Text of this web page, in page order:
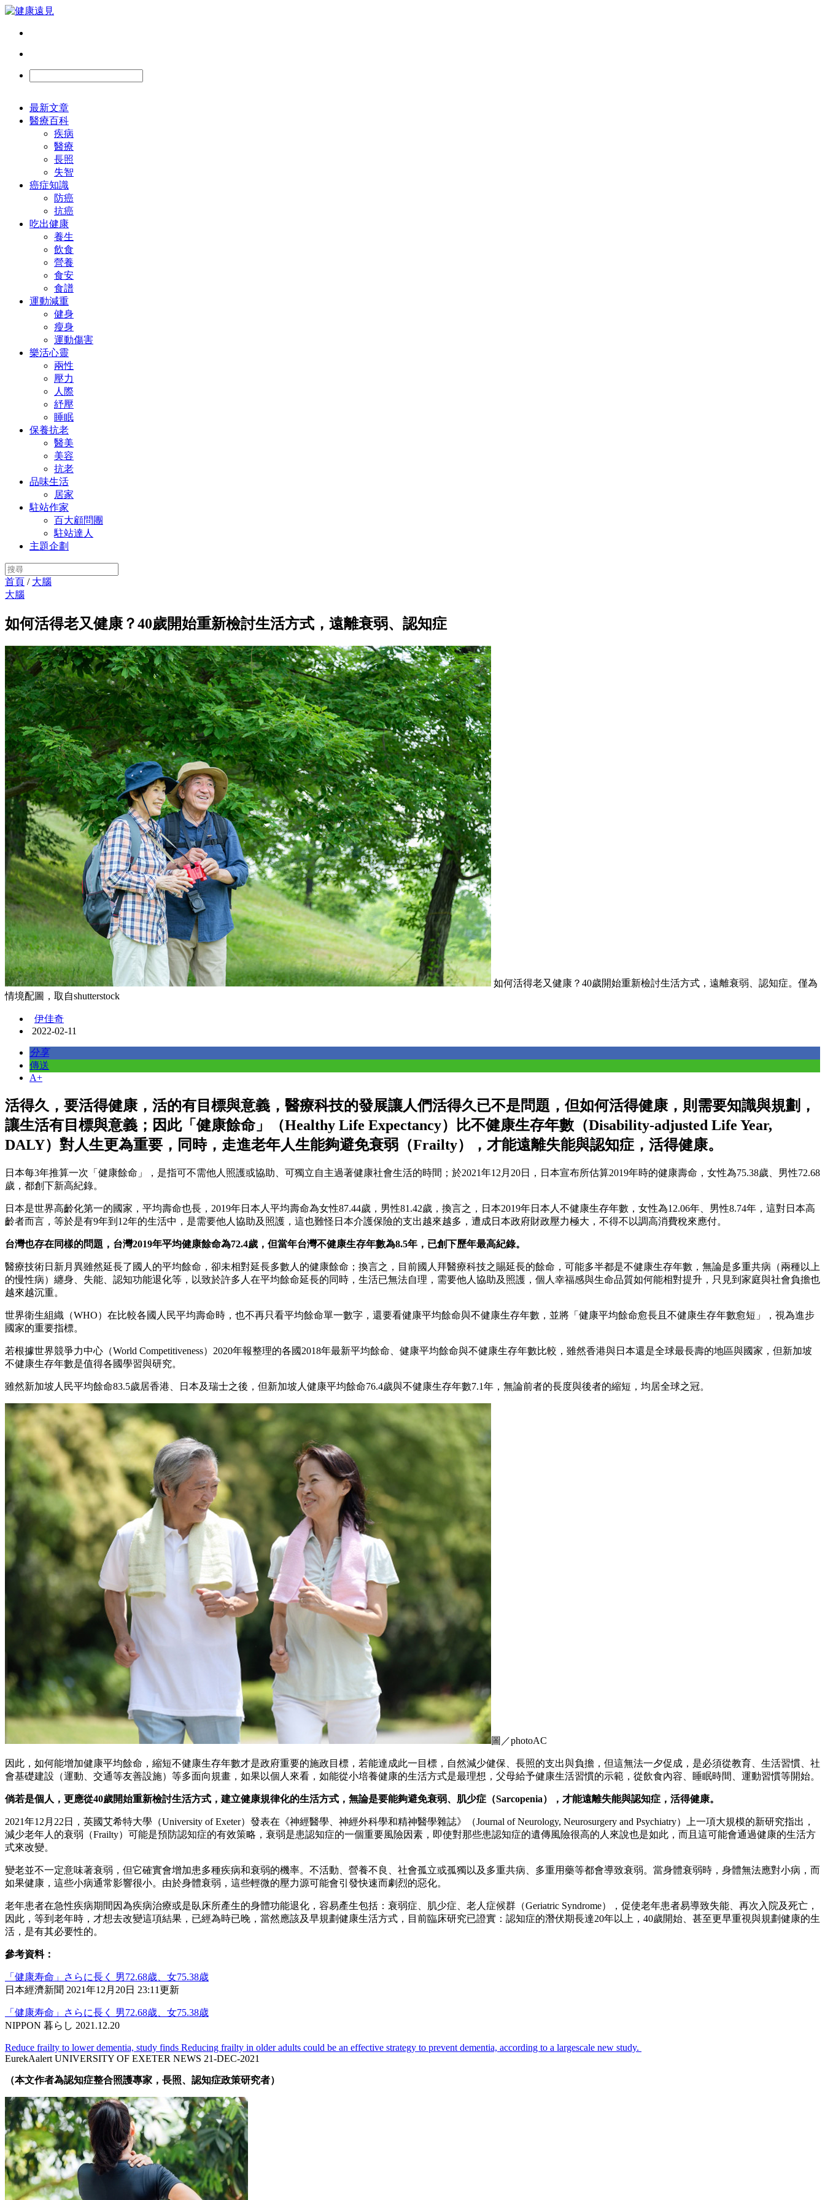
最新文章
醫療百科
疾病
醫療
長照
失智
癌症知識
防癌
抗癌
吃出健康
養生
飲食
營養
食安
食譜
運動減重
健身
瘦身
運動傷害
樂活心靈
兩性
壓力
人際
紓壓
睡眠
保養抗老
醫美
美容
抗老
品味生活
居家
駐站作家
百大顧問團
駐站達人
主題企劃
首頁 / 大腦
大腦
如何活得老又健康？40歲開始重新檢討生活方式，遠離衰弱、認知症
如何活得老又健康？40歲開始重新檢討生活方式，遠離衰弱、認知症。僅為
情境配圖，取自shutterstock
伊佳奇
2022-02-11
分享
傳送
A+
活得久，要活得健康，活的有目標與意義，醫療科技的發展讓人們活得久已不是問題，但如何活得健康，則需要知識與規劃，
讓生活有目標與意義；因此「健康餘命」（Healthy Life Expectancy）比不健康生存年數（Disability-adjusted Life Year,
DALY）對人生更為重要，同時，走進老年人生能夠避免衰弱（Frailty），才能遠離失能與認知症，活得健康。
日本每3年推算一次「健康餘命」，是指可不需他人照護或協助、可獨立自主過著健康社會生活的時間；於2021年12月20日，日本宣布所估算2019年時的健康壽命，女性為75.38歲、男性72.68
歲，都創下新高紀錄。
日本是世界高齡化第一的國家，平均壽命也長，2019年日本人平均壽命為女性87.44歲，男性81.42歲，換言之，日本2019年日本人不健康生存年數，女性為12.06年、男性8.74年，這對日本高
齡者而言，等於是有9年到12年的生活中，是需要他人協助及照護，這也難怪日本介護保險的支出越來越多，遭成日本政府財政壓力極大，不得不以調高消費稅來應付。
台灣也存在同樣的問題，台灣2019年平均健康餘命為72.4歲，但當年台灣不健康生存年數為8.5年，已創下歷年最高紀錄。
醫療技術日新月異雖然延長了國人的平均餘命，卻未相對延長多數人的健康餘命；換言之，目前國人拜醫療科技之賜延長的餘命，可能多半都是不健康生存年數，無論是多重共病（兩種以上
的慢性病）纏身、失能、認知功能退化等，以致於許多人在平均餘命延長的同時，生活已無法自理，需要他人協助及照護，個人幸福感與生命品質如何能相對提升，只見到家庭與社會負擔也
越來越沉重。
世界衛生組織（WHO）在比較各國人民平均壽命時，也不再只看平均餘命單一數字，還要看健康平均餘命與不健康生存年數，並將「健康平均餘命愈長且不健康生存年數愈短」，視為進步
國家的重要指標。
若根據世界競爭力中心（World Competitiveness）2020年報整理的各國2018年最新平均餘命、健康平均餘命與不健康生存年數比較，雖然香港與日本還是全球最長壽的地區與國家，但新加坡
不健康生存年數是值得各國學習與研究。
雖然新加坡人民平均餘命83.5歲居香港、日本及瑞士之後，但新加坡人健康平均餘命76.4歲與不健康生存年數7.1年，無論前者的長度與後者的縮短，均居全球之冠。
圖／photoAC
因此，如何能增加健康平均餘命，縮短不健康生存年數才是政府重要的施政目標，若能達成此一目標，自然減少健保、長照的支出與負擔，但這無法一夕促成，是必須從教育、生活習慣、社
會基礎建設（運動、交通等友善設施）等多面向規畫，如果以個人來看，如能從小培養健康的生活方式是最理想，父母給予健康生活習慣的示範，從飲食內容、睡眠時間、運動習慣等開始。
倘若是個人，更應從40歲開始重新檢討生活方式，建立健康規律化的生活方式，無論是要能夠避免衰弱、肌少症（Sarcopenia），才能遠離失能與認知症，活得健康。
2021年12月22日，英國艾希特大學（University of Exeter）發表在《神經醫學、神經外科學和精神醫學雜誌》（Journal of Neurology, Neurosurgery and Psychiatry）上一項大規模的新研究指出，
減少老年人的衰弱（Frailty）可能是預防認知症的有效策略，衰弱是患認知症的一個重要風險因素，即使對那些患認知症的遺傳風險很高的人來說也是如此，而且這可能會通過健康的生活方
式來改變。
變老並不一定意味著衰弱，但它確實會增加患多種疾病和衰弱的機率。不活動、營養不良、社會孤立或孤獨以及多重共病、多重用藥等都會導致衰弱。當身體衰弱時，身體無法應對小病，而
如果健康，這些小病通常影響很小。由於身體衰弱，這些輕微的壓力源可能會引發快速而劇烈的惡化。
老年患者在急性疾病期間因為疾病治療或是臥床所產生的身體功能退化，容易產生包括：衰弱症、肌少症、老人症候群（Geriatric Syndrome），促使老年患者易導致失能、再次入院及死亡，
因此，等到老年時，才想去改變這項結果，已經為時已晚，當然應該及早規劃健康生活方式，目前臨床研究已證實：認知症的潛伏期長達20年以上，40歲開始、甚至更早重視與規劃健康的生
活，是有其必要性的。
參考資料：
「健康寿命」さらに長く 男72.68歳、女75.38歳
日本經濟新聞 2021年12月20日 23:11更新
「健康寿命」さらに長く 男72.68歳、女75.38歳
NIPPON 暮らし 2021.12.20
Reduce frailty to lower dementia, study finds Reducing frailty in older adults could be an effective strategy to prevent dementia, according to a largescale new study.
EurekAalert UNIVERSITY OF EXETER NEWS 21-DEC-2021
（本文作者為認知症整合照護專家，長照、認知症政策研究者）